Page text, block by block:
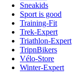
Sneakids
Sport is good
Training-Fit
Trek-Expert
Triathlon-Expert
TripnBikers
Vélo-Store
Winter-Expert